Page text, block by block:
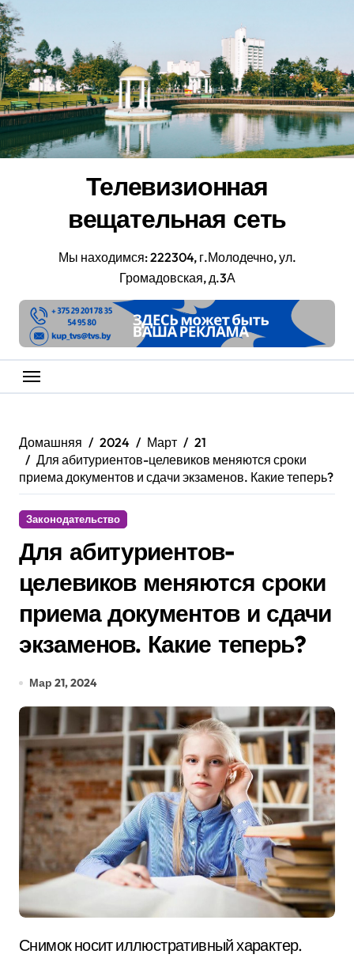
Перейти
к
содержанию
Телевизионная
вещательная сеть
Мы находимся: 222304, г.Молодечно, ул.
Громадовская, д.3А
Домашняя 2024 Март
21
Для абитуриентов-целевиков меняются сроки
приема документов и сдачи экзаменов. Какие теперь?
Законодательство
Для абитуриентов-
целевиков меняются сроки
приема документов и сдачи
экзаменов. Какие теперь?
Мар 21, 2024
Снимок носит иллюстративный характер.